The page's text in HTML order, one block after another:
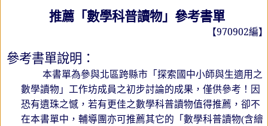
推薦「數學科普讀物」參考書單
【970902編】
參考書單說明：
本書單為參與北區跨縣市「探索國中小師與生適用之
數學讀物」工作坊成員之初步討論的成果，僅供參考！因
恐有遺珠之憾，若有更佳之數學科普讀物值得推薦，卻不
在本書單中，輔導團亦可推薦其它的「數學科普讀物(含繪